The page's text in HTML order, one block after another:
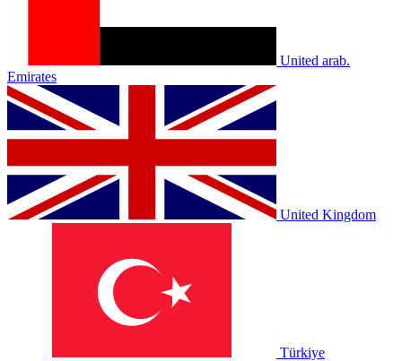
United arab.
Emirates
United Kingdom
Türkiye